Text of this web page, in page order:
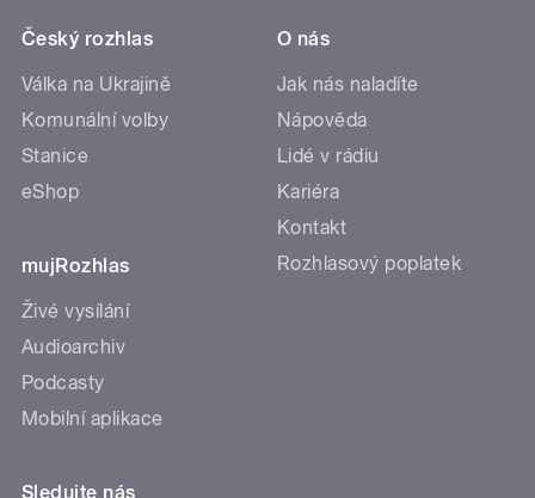
Český rozhlas
Válka na Ukrajině
Komunální volby
Stanice
eShop
mujRozhlas
Živé vysílání
Audioarchiv
Podcasty
Mobilní aplikace
O nás
Jak nás naladíte
Nápověda
Lidé v rádiu
Kariéra
Kontakt
Rozhlasový poplatek
Sledujte nás